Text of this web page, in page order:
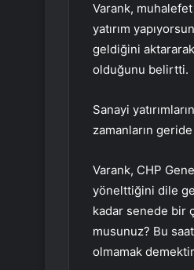
Varank,
yatırım
geldiğini
olduğunu belirtti.
Sanayi
zamanların geride
Varank, CHP
yönelttiğini dile
kadar senede bir
musunuz? Bu
olmamak